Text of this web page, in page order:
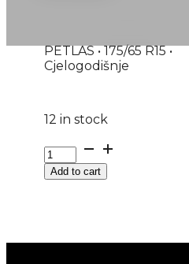
PETLAS • 175/65 R15 •
Cjelogodišnje
12 in stock
175/65R15
M+S
MULTI-
Add to cart